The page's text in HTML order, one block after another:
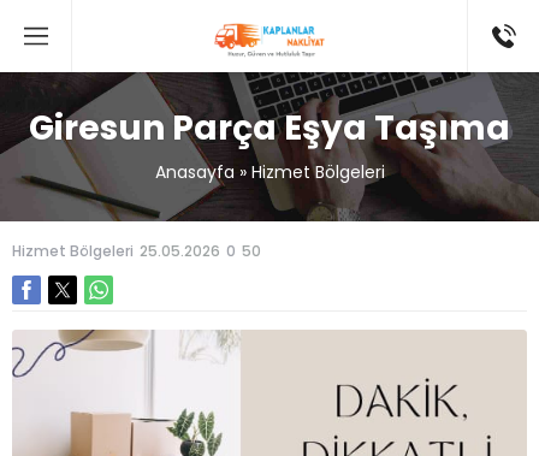
Giresun Parça Eşya Taşıma
Anasayfa » Hizmet Bölgeleri
Hizmet Bölgeleri 25.05.2026 0 50